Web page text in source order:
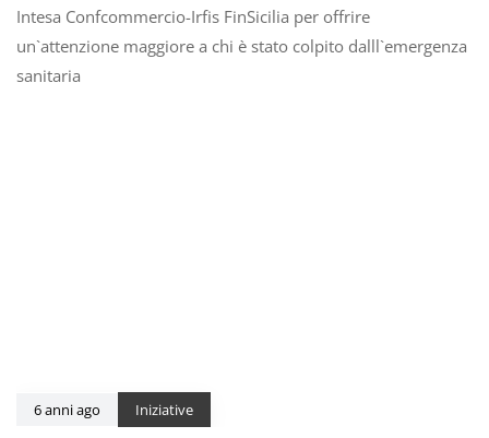
Intesa Confcommercio-Irfis FinSicilia per offrire
un`attenzione maggiore a chi è stato colpito dalll`emergenza
sanitaria
6 anni ago Iniziative